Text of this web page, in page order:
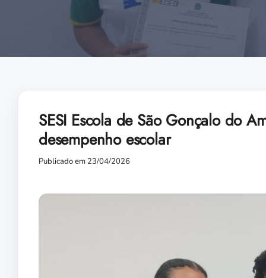
SESI Escola de São Gonçalo do
desempenho escolar
Publicado em 23/04/2026